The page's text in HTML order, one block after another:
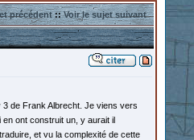
précédent::Voir le sujet suivant
de Frank Albrecht. Je viens vers
ont construit un, y aurait il
et vu la complexité de cette